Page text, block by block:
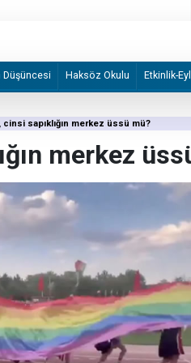
Düşüncesi Haksöz Okulu Etkinlik-
cinsi sapıklığın merkez üssü mü?
merkez